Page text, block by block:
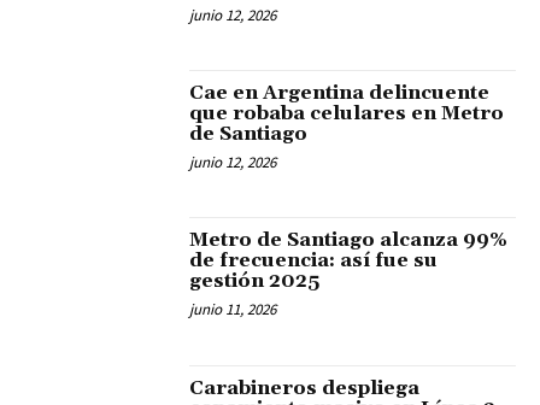
junio 12, 2026
Cae en Argentina delincuente
que robaba celulares en Metro
de Santiago
junio 12, 2026
Metro de Santiago alcanza 99%
de frecuencia: así fue su
gestión 2025
junio 11, 2026
Carabineros despliega